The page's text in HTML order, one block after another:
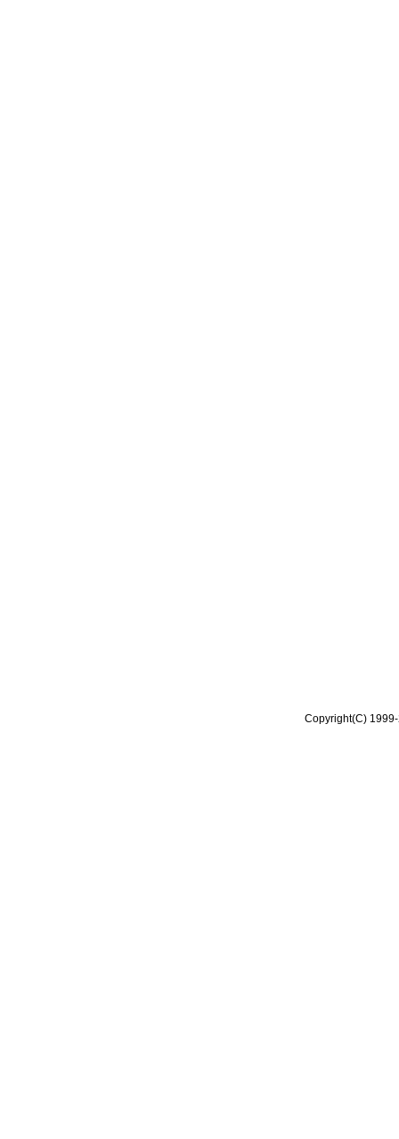
Copyright(C)